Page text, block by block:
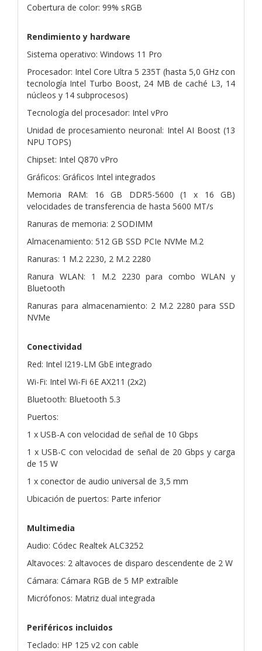
Cobertura de color: 99% sRGB
Rendimiento y hardware
Sistema operativo: Windows 11 Pro
Procesador: Intel Core Ultra 5 235T (hasta 5,0 GHz con
tecnología Intel Turbo Boost, 24 MB de caché L3, 14
núcleos y 14 subprocesos)
Tecnología del procesador: Intel vPro
Unidad de procesamiento neuronal: Intel AI Boost (13
NPU TOPS)
Chipset: Intel Q870 vPro
Gráficos: Gráficos Intel integrados
Memoria RAM: 16 GB DDR5-5600 (1 x 16 GB)
velocidades de transferencia de hasta 5600 MT/s
Ranuras de memoria: 2 SODIMM
Almacenamiento: 512 GB SSD PCIe NVMe M.2
Ranuras: 1 M.2 2230, 2 M.2 2280
Ranura WLAN: 1 M.2 2230 para combo WLAN y
Bluetooth
Ranuras para almacenamiento: 2 M.2 2280 para SSD
NVMe
Conectividad
Red: Intel I219-LM GbE integrado
Wi-Fi: Intel Wi-Fi 6E AX211 (2x2)
Bluetooth: Bluetooth 5.3
Puertos:
1 x USB-A con velocidad de señal de 10 Gbps
1 x USB-C con velocidad de señal de 20 Gbps y carga
de 15 W
1 x conector de audio universal de 3,5 mm
Ubicación de puertos: Parte inferior
Multimedia
Audio: Códec Realtek ALC3252
Altavoces: 2 altavoces de disparo descendente de 2 W
Cámara: Cámara RGB de 5 MP extraíble
Micrófonos: Matriz dual integrada
Periféricos incluidos
Teclado: HP 125 v2 con cable